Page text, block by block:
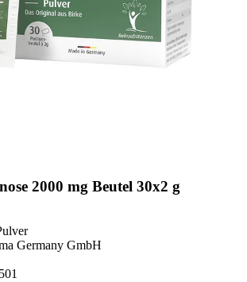
2000 mg Beutel 30x2 g
Germany GmbH